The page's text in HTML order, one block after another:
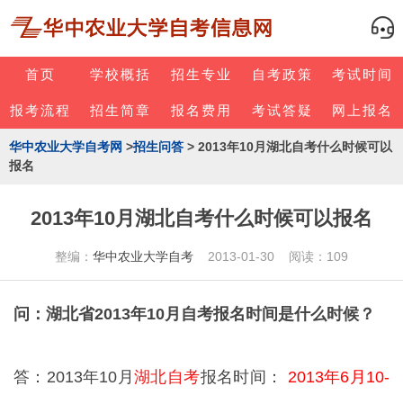
首页 学校概括 招生专业 自考政策 考试时间
报考流程 招生简章 报名费用 考试答疑 网上报名
华中农业大学自考网 >招生问答 > 2013年10月湖北自考什么时候可以
报名
2013年10月湖北自考什么时候可以报名
整编： 华中农业大学自考 2013-01-30 阅读：109
问：湖北省2013年10月自考报名时间是什么时候？
答：2013年10月湖北自考报名时间： 2013年6月10-